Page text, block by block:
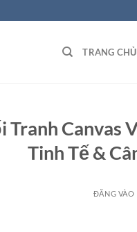
TRANG CHỦ
Tranh Canvas
Tinh Tế &
ĐĂNG VÀO